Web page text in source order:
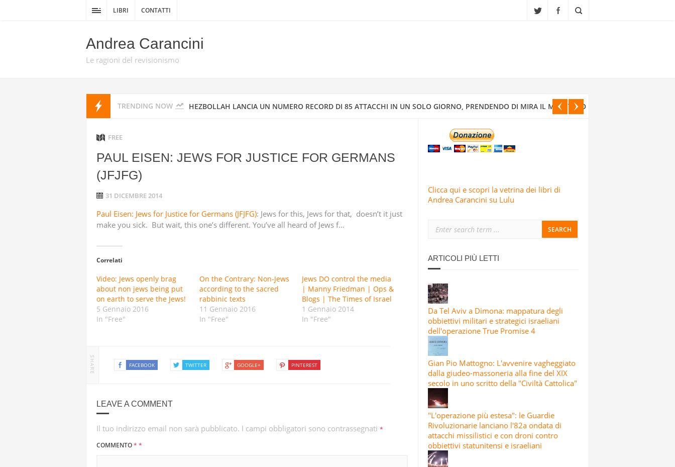
LIBRI CONTATTI
Andrea Carancini
Le ragioni del revisionismo
TRENDING NOW
GIAN PIO MATTOGNO: L’AVVENIRE VAGHEGGIATO DALLA GIUDEO-MASSONERIA ALLA FINE DEL XIX SECOLO IN UNO
HEZBOLLAH LANCIA UN NUMERO RECORD DI 85 ATTACCHI IN UN SOLO GIORNO, PRENDENDO DI MIRA IL MINISTERO
DA TEL AVIV A DIMONA: MAPPATURA DEGLI OBBIETTIVI MILITARI E STRATEGICI ISRAELIANI DELL’OPERAZIONE TRUE
HEZBOLLAH CONDUCE 63 OPERAZIONI MILITARI CONTRO ISRAELE IN 24 ORE
HEZBOLLAH LANCIA OLTRE 30 RAZZI CONTRO HAIFA E NAHARIYA IN UN MASSICCIO ATTACCO
STATI UNITI E ISRAELE INTENSIFICANO GLI ATTACCHI CONTRO AREE RESIDENZIALI, SCUOLE E CENTRI CULTURALI IN
IRAN
TRUE PROMISE 4, ONDA 83: L’IRAN BOMBARDA OBBIETTIVI STATUNITENSI E ISRAELIANI CON MISSILI E DRONI
FREE
PAUL EISEN: JEWS FOR JUSTICE FOR GERMANS
(JFJFG)
31 DICEMBRE 2014
Paul Eisen: Jews for Justice for Germans (JFJFG): Jews for this, Jews for that, doesn’t it just
make you sick. But wait, this one’s different. You’ve all heard of Jews f…
Correlati
Video: Jews openly brag
about non jews being put
on earth to serve the Jews!
5 Gennaio 2016
In "Free"
On the Contrary: Non-Jews
according to the sacred
rabbinic texts
11 Gennaio 2016
In "Free"
Jews DO control the media
| Manny Friedman | Ops &
Blogs | The Times of Israel
1 Gennaio 2014
In "Free"
SHARE FACEBOOK TWITTER GOOGLE+ PINTEREST
LEAVE A COMMENT
Il tuo indirizzo email non sarà pubblicato. I campi obbligatori sono contrassegnati *
COMMENTO* *
Clicca qui e scopri la vetrina dei libri di
Andrea Carancini su Lulu
ARTICOLI PIÙ LETTI
Da Tel Aviv a Dimona: mappatura degli
obbiettivi militari e strategici israeliani
dell'operazione True Promise 4
Gian Pio Mattogno: L'avvenire vagheggiato
dalla giudeo-massoneria alla fine del XIX
secolo in uno scritto della "Civiltà Cattolica"
"L'operazione più estesa": le Guardie
Rivoluzionarie lanciano l'82a ondata di
attacchi missilistici e con droni contro
obbiettivi statunitensi e israeliani